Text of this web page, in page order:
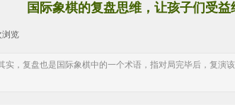
国际象棋的复盘思维，让孩子们受益
浏览
，复盘也是国际象棋中的一个术语，指对局完毕后，复演